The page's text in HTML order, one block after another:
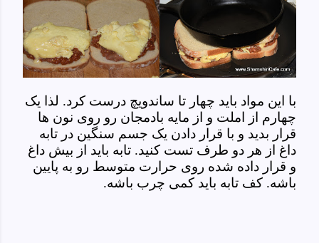
با این مواد باید چهار تا ساندویچ درست کرد. لذا یک
چهارم از املت و از مایه بادمجان رو روی نون ها
قرار بدید و با قرار دادن یک جسم سنگین در تابه
داغ از هر دو طرف تست کنید. تابه باید از بیش داغ
و قرار داده شده روی حرارت متوسط رو به پایین
باشه. کف تابه باید کمی چرب باشه.